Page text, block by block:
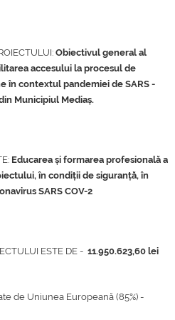
Obiectivul general al
accesului la procesul de
în contextul pandemiei de SARS -
Municipiul Mediaș.
Educarea și formarea profesională a
în condiții de siguranță, în
SARS COV-2
ESTE DE - 11.950.623,60 lei
de Uniunea Europeană (85%) -